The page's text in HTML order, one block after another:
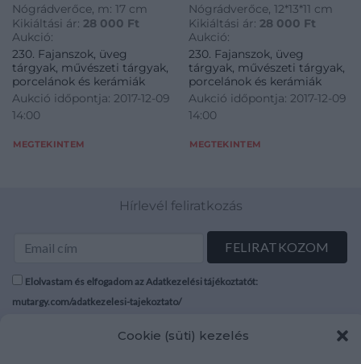
Cookie (süti) kezelés
Nógrádverőce, m: 17 cm
Kikiáltási ár: 28 000 Ft
Aukció:
230. Fajanszok, üveg
tárgyak, művészeti tárgyak,
porcelánok és kerámiák
Aukció időpontja: 2017-12-09
14:00
MEGTEKINTEM
Nógrádverőce, 12*13*11 cm
Kikiáltási ár: 28 000 Ft
Aukció:
230. Fajanszok, üveg
tárgyak, művészeti tárgyak,
porcelánok és kerámiák
Aukció időpontja: 2017-12-09
14:00
MEGTEKINTEM
Hírlevél feliratkozás
Elolvastam és elfogadom az Adatkezelési tájékoztatót:
mutargy.com/adatkezelesi-tajekoztato/
Áraink